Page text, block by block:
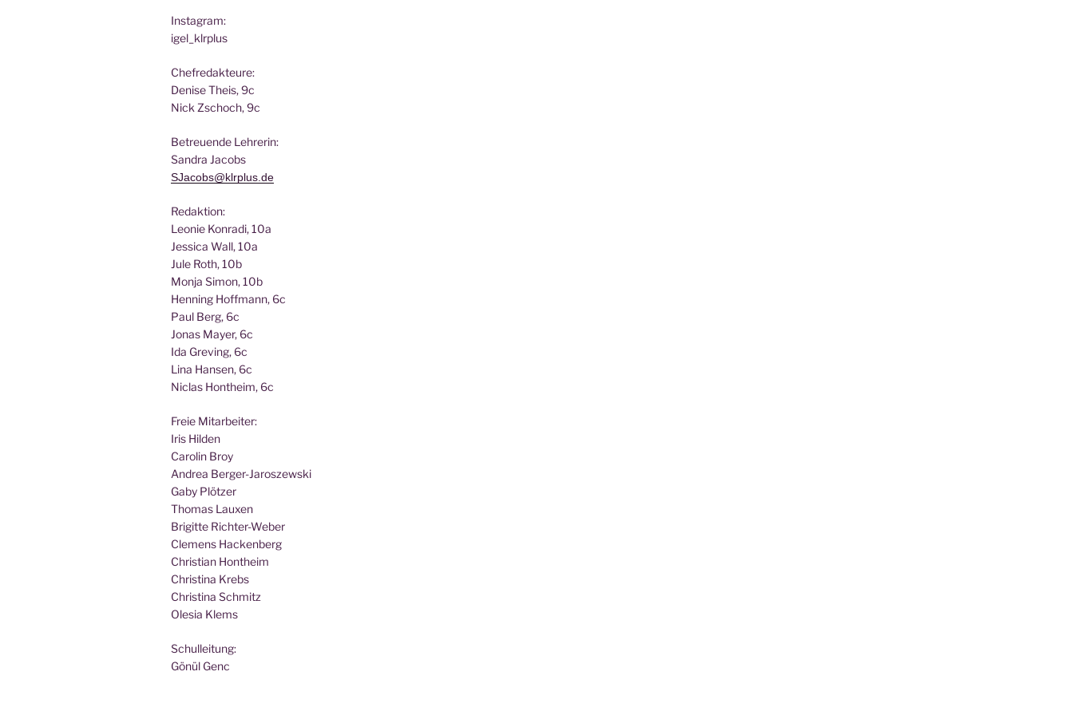
Insta­gram:
igel_klrplus
Chef­re­dak­teu­re:
Deni­se Theis, 9c
Nick Zscho­ch, 9c
Betreu­en­de Lehrerin:
San­dra Jacobs
SJacobs@klrplus.de
Redak­ti­on:
Leo­nie Kon­ra­di, 10a
Jes­si­ca Wall, 10a
Jule Roth, 10b
Mon­ja Simon, 10b
Hen­ning Hoff­mann, 6c
Paul Berg, 6c
Jonas May­er, 6c
Ida Gre­ving, 6c
Lina Han­sen, 6c
Nic­las Hont­heim, 6c
Freie Mit­ar­bei­ter:
Iris Hilden
Caro­lin Broy
Andrea Berger-Jaroszewski
Gaby Plötzer
Tho­mas Lauxen
Bri­git­te Richter-Weber
Cle­mens Hackenberg
Chris­ti­an Hontheim
Chris­ti­na Krebs
Chris­ti­na Schmitz
Ole­sia Klems
Schul­lei­tung:
Gönül Genc